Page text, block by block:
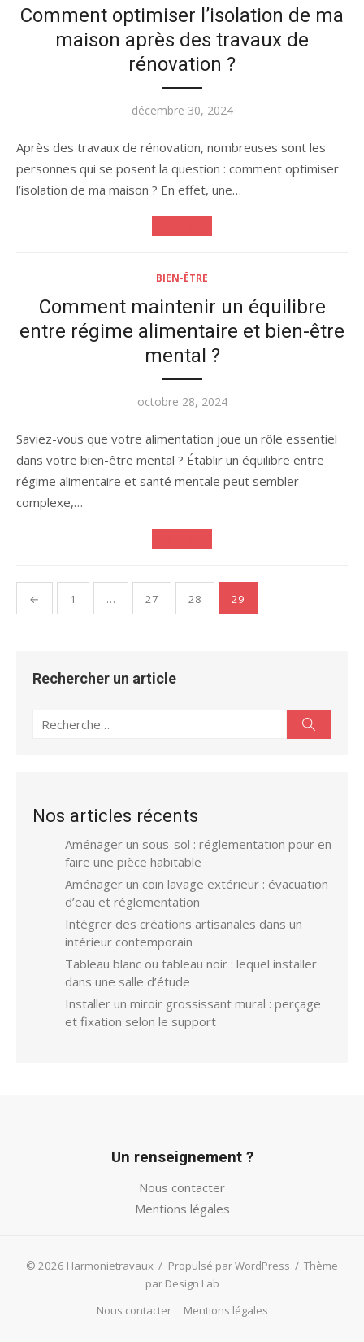
Comment optimiser l’isolation de ma
maison après des travaux de
rénovation ?
Publié
décembre 30, 2024
Après des travaux de rénovation, nombreuses sont les
personnes qui se posent la question : comment optimiser
l’isolation de ma maison ? En effet, une…
BIEN-ÊTRE
Comment maintenir un équilibre
entre régime alimentaire et bien-être
mental ?
Publié
octobre 28, 2024
Saviez-vous que votre alimentation joue un rôle essentiel
dans votre bien-être mental ? Établir un équilibre entre
régime alimentaire et santé mentale peut sembler
complexe,…
Pagination
des
← 1 … 27 28 29
Rechercher un article
Recherche
Nos articles récents
Aménager un sous-sol : réglementation pour en
faire une pièce habitable
Aménager un coin lavage extérieur : évacuation
d’eau et réglementation
Intégrer des créations artisanales dans un
intérieur contemporain
Tableau blanc ou tableau noir : lequel installer
dans une salle d’étude
Installer un miroir grossissant mural : perçage
et fixation selon le support
Un renseignement ?
Nous contacter
Mentions légales
© 2026 Harmonietravaux / Propulsé par WordPress / Thème
par Design Lab
Nous contacter
Mentions légales